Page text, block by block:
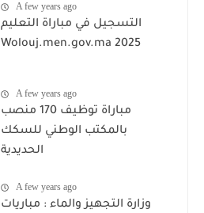
A few years ago
التسجيل في مباراة التعليم
Wolouj.men.gov.ma 2025
A few years ago
مباراة توظيف 170 منصب
بالمكتب الوطني للسكك
الحديدية
A few years ago
وزارة التجهيز والماء : مباريات